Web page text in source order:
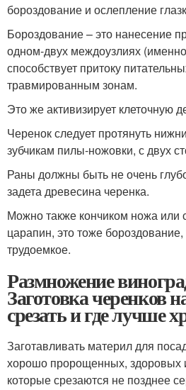
бороздование и ослепление
Бороздование – это нанесение
одном-двух междоузлиях
способствует притоку
травмированным зонам.
Это же активизирует клеточную
Черенок следует протянуть
зубчикам пилы-ножовки, с двух
Раны должны быть не очень
задета древесина черенка.
Можно также кончиком ножа или
царапин, это тоже
трудоемкое.
Размножение
Заготовка черенков
срезать и где лучше
Заготавливать материл для
хорошо пророщенных, здоровых
которые срезаются не позднее